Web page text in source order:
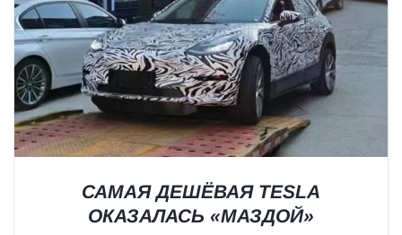
САМАЯ ДЕШЁВАЯ TESLA
ОКАЗАЛАСЬ «МАЗДОЙ»